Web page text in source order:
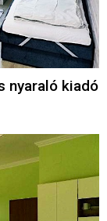
nyaraló kiadó